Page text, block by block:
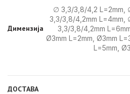
Димензија
∅ 3,3/3,8/4,2 L=2mm,
3,3/3,8/4,2mm L=4mm,
3,3/3,8/4,2mm
Ø3mm L=2mm, Ø3mm
L=5mm,
ДОСТАВА